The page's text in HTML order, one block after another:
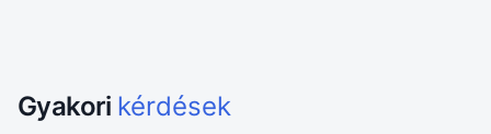
Gyakori kérdések